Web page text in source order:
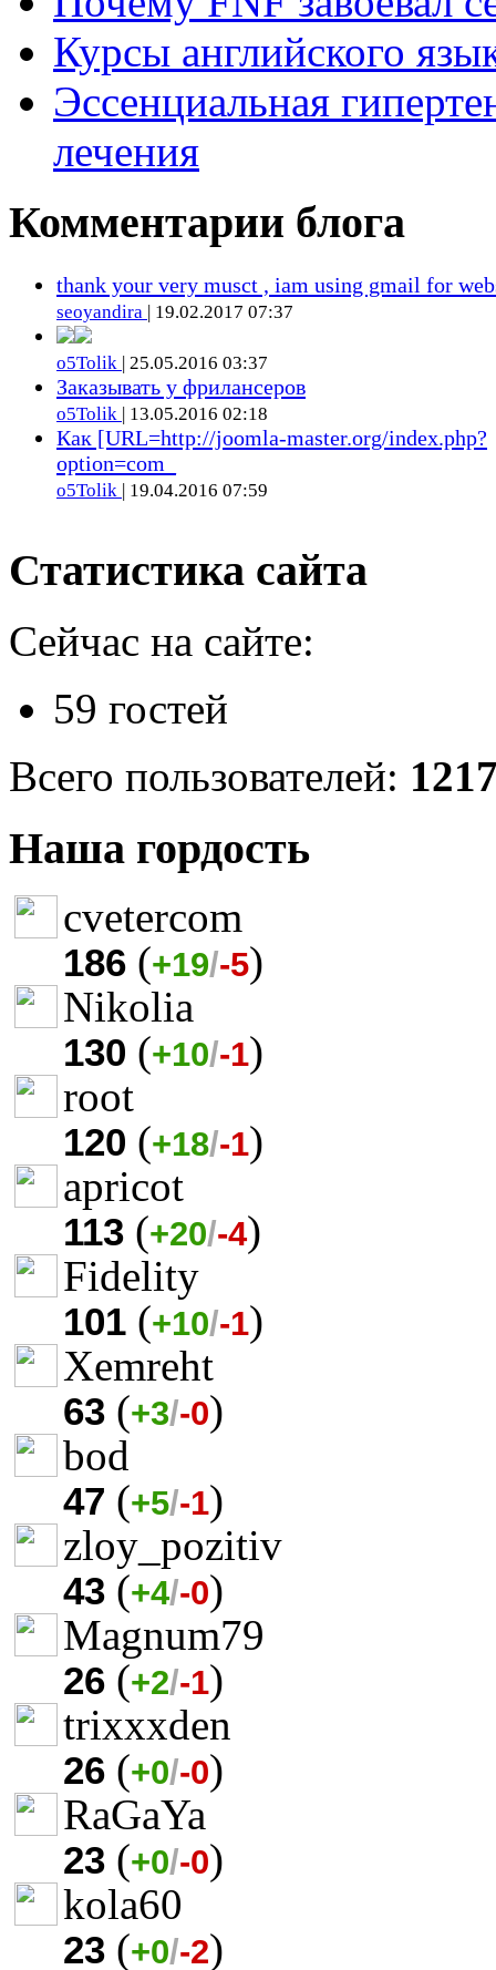
Курсы английского
Эссенциальная
лечения
Комментарии блога
thank your very musct , iam using gmail for
seoyandira | 19.02.2017 07:37
o5Tolik | 25.05.2016 03:37
Заказывать у фрилансеров
o5Tolik | 13.05.2016 02:18
Как [URL=http://joomla-master.org/index.php?
option=com_
o5Tolik | 19.04.2016 07:59
Статистика сайта
Сейчас на сайте:
59 гостей
Всего пользователей:
Наша гордость
cvetercom
186 (+19/-5)
Nikolia
130 (+10/-1)
root
120 (+18/-1)
apricot
113 (+20/-4)
Fidelity
101 (+10/-1)
Xemreht
63 (+3/-0)
bod
47 (+5/-1)
zloy_pozitiv
43 (+4/-0)
Magnum79
26 (+2/-1)
trixxxden
26 (+0/-0)
RaGaYa
23 (+0/-0)
kola60
23 (+0/-2)